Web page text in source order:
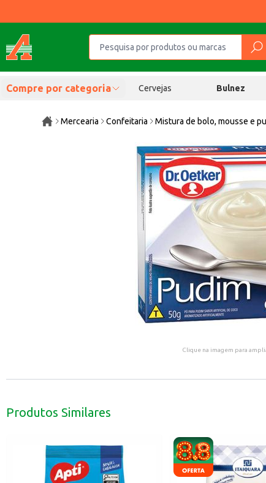
Compre por categoria Cervejas Bulnez
Mercearia Confeitaria Mistura de bolo, mousse e
Clique na imagem para
Produtos Similares